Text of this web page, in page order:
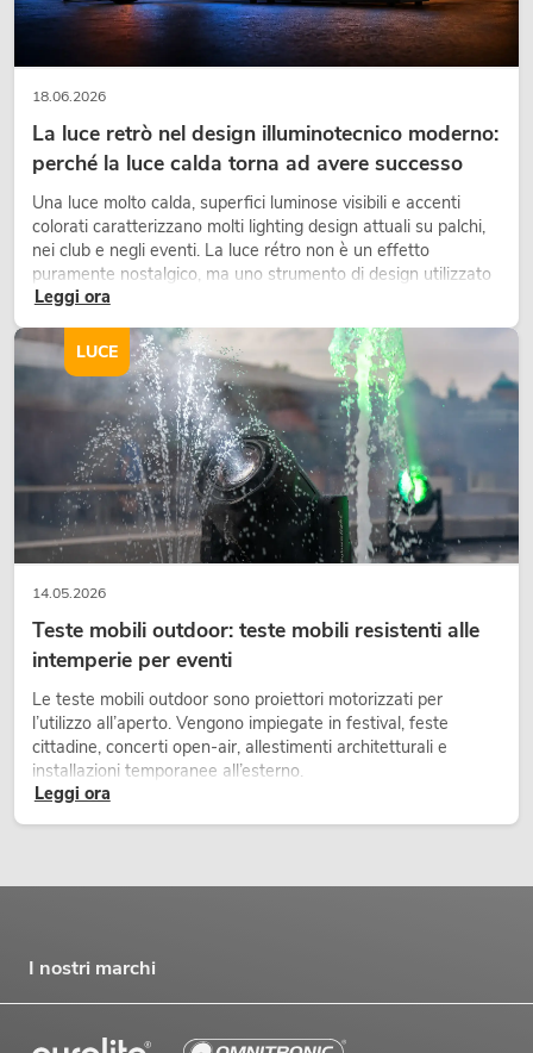
18.06.2026
La luce retrò nel design illuminotecnico moderno:
perché la luce calda torna ad avere successo
Una luce molto calda, superfici luminose visibili e accenti
colorati caratterizzano molti lighting design attuali su palchi,
nei club e negli eventi. La luce rétro non è un effetto
puramente nostalgico, ma uno strumento di design utilizzato
in modo consapevole: crea atmosfera, dona carattere alle
Leggi ora
14.05.2026
Teste mobili outdoor: teste mobili resistenti alle
intemperie per eventi
Le teste mobili outdoor sono proiettori motorizzati per
l’utilizzo all’aperto. Vengono impiegate in festival, feste
cittadine, concerti open-air, allestimenti architetturali e
installazioni temporanee all’esterno.
Leggi ora
LUCE
I nostri marchi